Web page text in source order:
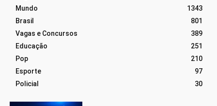
Mundo
1343
Brasil
801
Vagas e Concursos
389
Educação
251
Pop
210
Esporte
97
Policial
30